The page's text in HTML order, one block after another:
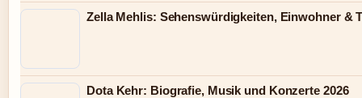
Zella Mehlis: Sehenswürdigkeiten, Einwohner &
Dota Kehr: Biografie, Musik und Konzerte 2026